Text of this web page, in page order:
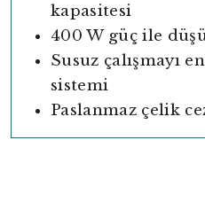
kapasitesi
400 W güç ile
Susuz çalışmayı
sistemi
Paslanmaz çelik